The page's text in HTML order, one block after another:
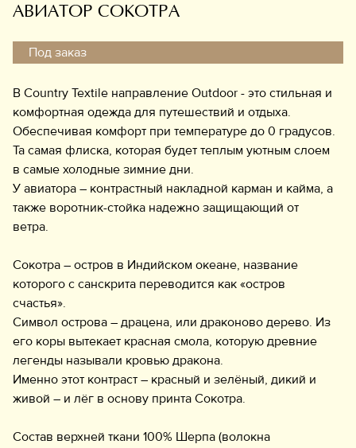
Информация
АВИАТОР СОКОТРА
Под заказ
В Country Textile направление Outdoor - это стильная и
комфортная одежда для путешествий и отдыха.
Обеспечивая комфорт при температуре до 0 градусов.
Та самая флиска, которая будет теплым уютным слоем
в самые холодные зимние дни.
У авиатора – контрастный накладной карман и кайма, а
также воротник-стойка надежно защищающий от
ветра.
Сокотра – остров в Индийском океане, название
которого с санскрита переводится как «остров
счастья».
Символ острова – драцена, или драконово дерево. Из
его коры вытекает красная смола, которую древние
легенды называли кровью дракона.
Именно этот контраст – красный и зелёный, дикий и
живой – и лёг в основу принта Сокотра.
Состав верхней ткани 100% Шерпа (волокна